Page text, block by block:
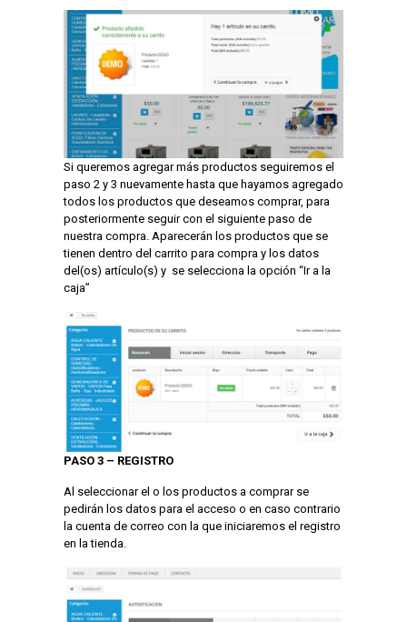
Si queremos agregar más productos seguiremos el
paso 2 y 3 nuevamente hasta que hayamos agregado
todos los productos que deseamos comprar, para
posteriormente seguir con el siguiente paso de
nuestra compra. Aparecerán los productos que se
tienen dentro del carrito para compra y los datos
del(os) artículo(s) y se selecciona la opción “Ir a la
caja”
PASO 3 – REGISTRO
Al seleccionar el o los productos a comprar se
pedirán los datos para el acceso o en caso contrario
la cuenta de correo con la que iniciaremos el registro
en la tienda.